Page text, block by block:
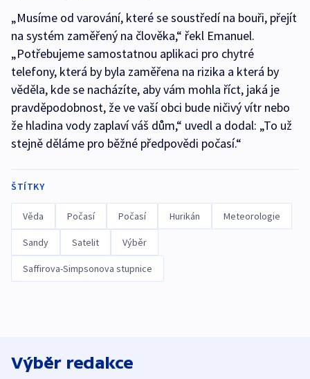
„Musíme od varování, které se soustředí na bouři, přejít
na systém zaměřený na člověka,“ řekl Emanuel.
„Potřebujeme samostatnou aplikaci pro chytré
telefony, která by byla zaměřena na rizika a která by
věděla, kde se nacházíte, aby vám mohla říct, jaká je
pravděpodobnost, že ve vaší obci bude ničivý vítr nebo
že hladina vody zaplaví váš dům,“ uvedl a dodal: „To už
stejně děláme pro běžné předpovědi počasí.“
ŠTÍTKY
Věda Počasí Počasí Hurikán Meteorologie
Sandy Satelit Výběr
Saffirova-Simpsonova stupnice
Výběr redakce